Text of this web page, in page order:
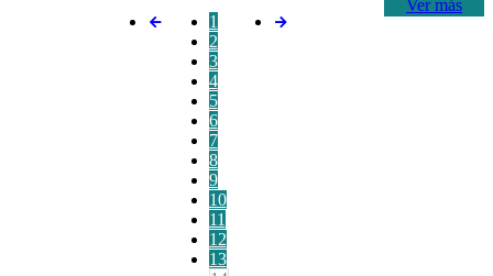
Ver más
1
2
3
4
5
6
7
8
9
10
11
12
13